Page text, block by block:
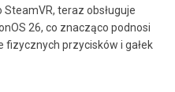
teraz obsługuje
26, co znacząco podnosi
przycisków i gałek